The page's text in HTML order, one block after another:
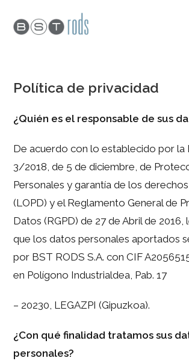
contenido
Política de privacidad
¿Quién es el responsable de sus
De acuerdo con lo establecido por la
3/2018, de 5 de diciembre, de
Personales y garantía de los
(LOPD) y el Reglamento General de
Datos (RGPD) de 27 de Abril de
que los datos personales aportados
por BST RODS S.A. con CIF
en Polígono Industrialdea, Pab. 17
– 20230, LEGAZPI (Gipuzkoa).
¿Con qué finalidad tratamos sus
personales?